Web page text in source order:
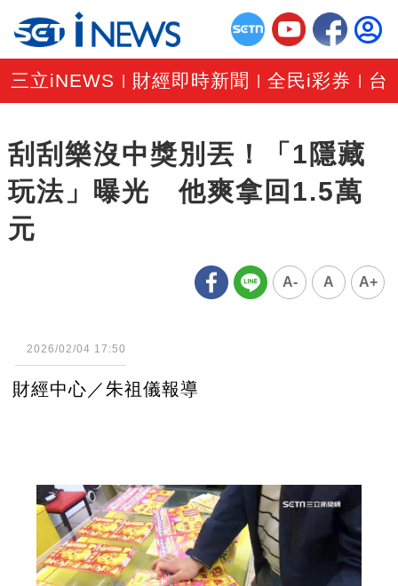
三立iNEWS 財經即時新聞 |全民i彩券 台
刮刮樂沒中獎別丟！「1隱藏
玩法」曝光 他爽拿回1.5萬
元
A- A A+
2026/02/04 17:50
財經中心／朱祖儀報導